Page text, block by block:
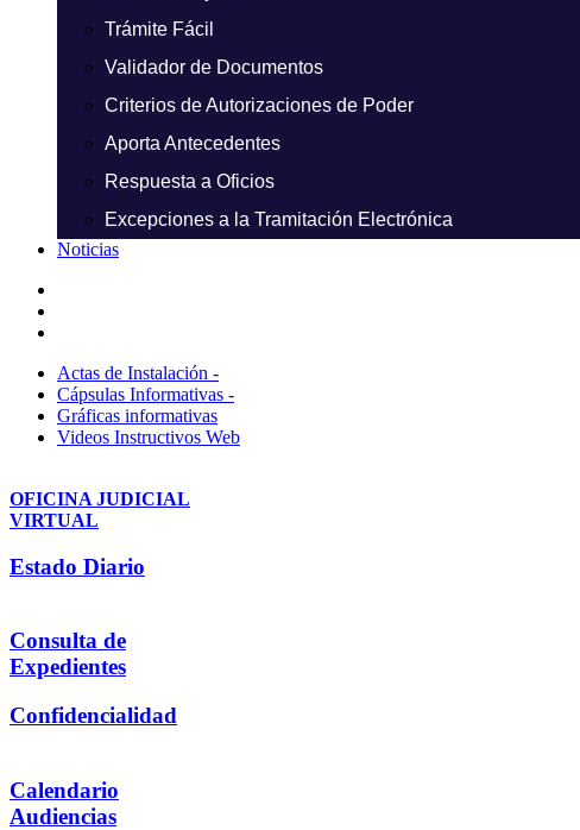
Trámite Fácil
Validador de Documentos
Criterios de Autorizaciones de Poder
Aporta Antecedentes
Respuesta a Oficios
Excepciones a la Tramitación Electrónica
Noticias
Actas de Instalación -
Cápsulas Informativas -
Gráficas informativas
Videos Instructivos Web
OFICINA JUDICIAL
VIRTUAL
Estado Diario
Consulta de
Expedientes
Confidencialidad
Calendario
Audiencias